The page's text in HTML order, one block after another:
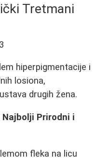
Tretmani
hiperpigmentacije i
losiona,
drugih žena.
Najbolji Prirodni i
fleka na licu